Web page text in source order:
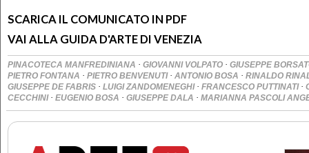
SCARICA IL COMUNICATO IN PDF
VAI ALLA GUIDA D'ARTE DI VENEZIA
PINACOTECA MANFREDINIANA · GIOVANNI VOLPATO · GIUSEPPE
PIETRO FONTANA · PIETRO BENVENUTI · ANTONIO BOSA · RINALDO
GIUSEPPE DE FABRIS · LUIGI ZANDOMENEGHI · FRANCESCO PUTTINATI ·
CECCHINI · EUGENIO BOSA · GIUSEPPE DALA · MARIANNA PASCOLI